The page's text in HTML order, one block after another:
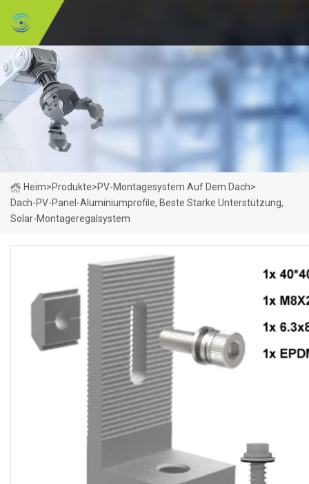
Heim>Produkte>PV-Montagesystem Auf Dem Dach>
Dach-PV-Panel-Aluminiumprofile, Beste Starke Unterstützung,
Solar-Montageregalsystem